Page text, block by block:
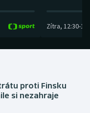
Zítra, 12:30-
proti Finsku
si nezahraje